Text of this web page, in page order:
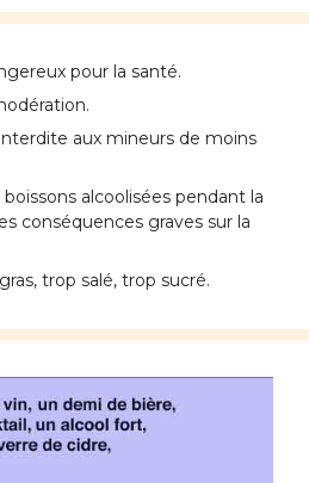
pour la santé.
aux mineurs de moins
alcoolisées pendant la
conséquences graves sur la
trop salé, trop sucré.